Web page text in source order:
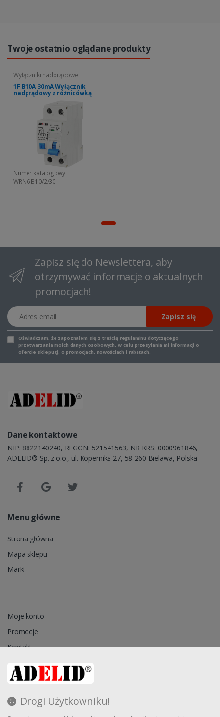
Drogi Użytkowniku!
Twoje ostatnio oglądane produkty
Wyłączniki nadprądowe
1F B10A 30mA Wyłącznik
nadprądowy z różnicówką
Numer katalogowy:
WRN6 B10/2/30
Zapisz się do Newslettera, aby
otrzymywać informacje o aktualnych
promocjach!
Adres email
Zapisz się
Oświadczam, że zapoznałem się z treścią regulaminu dotyczącego
przetwarzania moich danych osobowych, w celu przesyłania mi informacji o
ofercie sklepu tj. o promocjach, nowościach i rabatach.
Dane kontaktowe
NIP: 8822140240, REGON: 521541563, NR KRS: 0000961846,
ADELID® Sp. z o.o., ul. Kopernika 27, 58-260 Bielawa, Polska
Menu główne
Strona główna
Mapa sklepu
Marki
Moje konto
Promocje
Kontakt
Regulamin